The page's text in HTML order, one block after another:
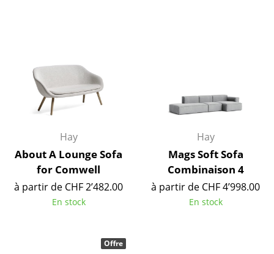
Accessoires de bureau
Boîtes de rangement
Couvertures
Coussins
Tapis
Rideaux
Hay
About A Lounge Sofa
for Comwell
à partir de CHF 2’482.00
En stock
Hay
Mags Soft Sofa
Combinaison 4
à partir de CHF 4’998.00
En stock
Offre